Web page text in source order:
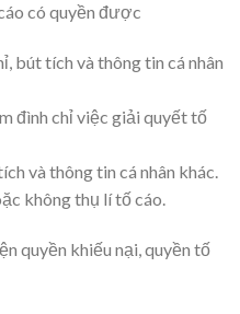
có quyền được
bút tích và thông tin cá nhân
đình chỉ việc giải quyết tố
và thông tin cá nhân khác.
không thụ lí tố cáo.
quyền khiếu nại, quyền tố